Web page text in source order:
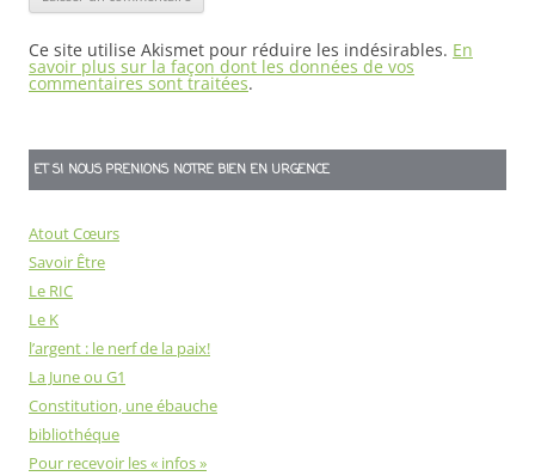
Ce site utilise Akismet pour réduire les indésirables. En
savoir plus sur la façon dont les données de vos
commentaires sont traitées.
ET SI NOUS PRENIONS NOTRE BIEN EN URGENCE
Atout Cœurs
Savoir Être
Le RIC
Le K
l’argent : le nerf de la paix!
La June ou G1
Constitution, une ébauche
bibliothéque
Pour recevoir les « infos »